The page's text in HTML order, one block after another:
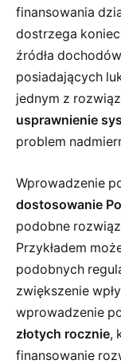
finansowania
dostrzega
źródła
posiadających
jednym z
usprawnienie
problem
Wprowadzenie
dostosowanie
podobne
Przykładem
podobnych
zwiększenie
wprowadzenie
złotych rocznie,
finansowanie